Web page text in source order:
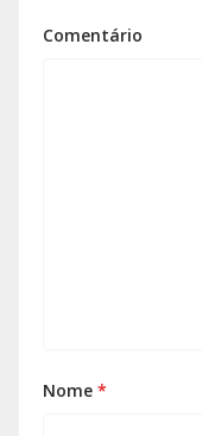
Comentário
Nome *